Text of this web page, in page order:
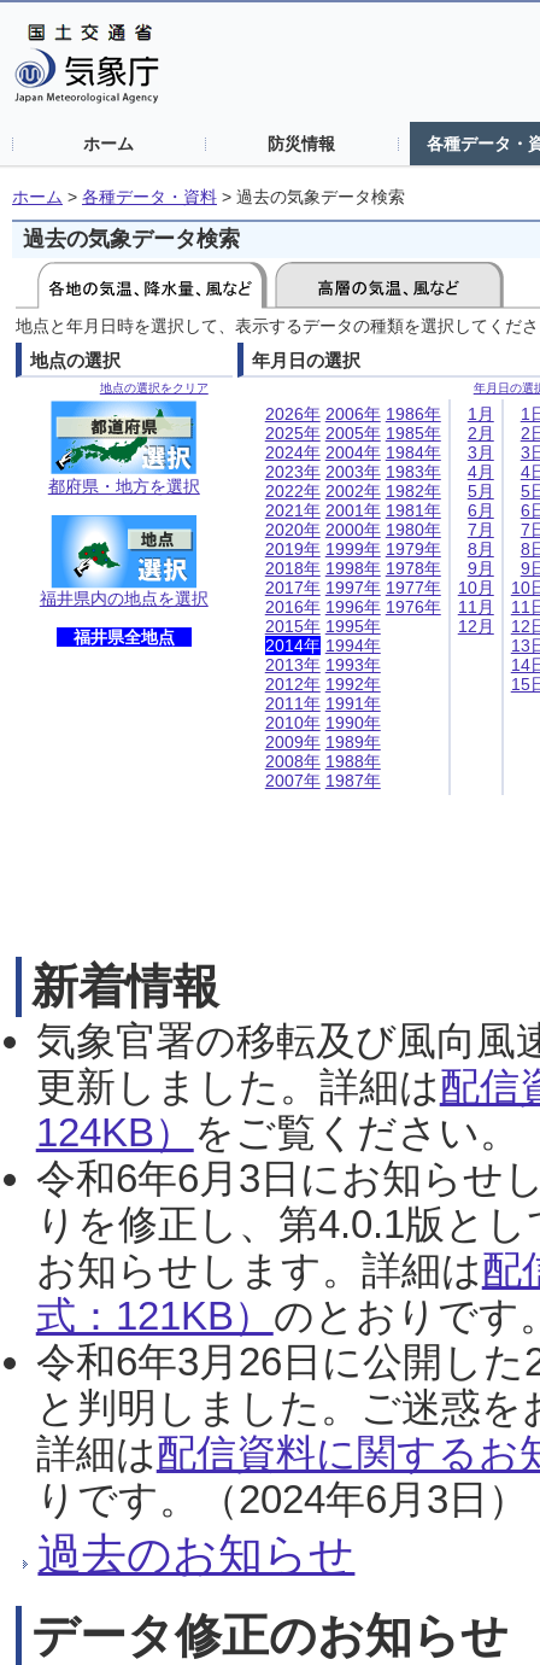
ホーム 防災情報 各種データ・
ホーム > 各種データ・資料 > 過去の気象データ検索
過去の気象データ検索
地点と年月日時を選択して、表示するデータの種類を選択してくだ
地点の選択
地点の選択をクリア
都府県・地方を選択
福井県内の地点を選択
福井県全地点
年月日の選択
年月日の選
2026年
2025年
2024年
2023年
2022年
2021年
2020年
2019年
2018年
2017年
2016年
2015年
2014年
2013年
2012年
2011年
2010年
2009年
2008年
2007年
2006年
2005年
2004年
2003年
2002年
2001年
2000年
1999年
1998年
1997年
1996年
1995年
1994年
1993年
1992年
1991年
1990年
1989年
1988年
1987年
1986年
1985年
1984年
1983年
1982年
1981年
1980年
1979年
1978年
1977年
1976年
1月
2月
3月
4月
5月
6月
7月
8月
9月
10月
11月
12月
1
2
3
4
5
6
7
8
9
10
11
12
13
14
15
新着情報
気象官署の移転及び風向風
更新しました。詳細は配信
124KB） をご覧ください。
令和6年6月3日にお知らせ
りを修正し、第4.0.1版と
お知らせします。詳細は配
式：121KB） のとおりです
令和6年3月26日に公開し
と判明しました。ご迷惑
詳細は配信資料に関するお
りです。（2024年6月3日）
過去のお知らせ
データ修正のお知らせ